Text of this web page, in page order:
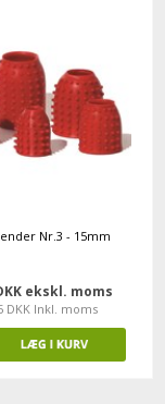
Nr.3 - 15mm
ekskl. moms
DKK Inkl. moms